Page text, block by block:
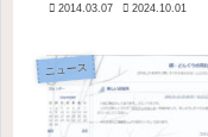
2014.03.07 2024.10.01
ニュース